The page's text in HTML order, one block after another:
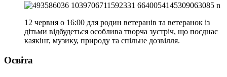
12 червня о 16:00 для родин ветеранів та ветеранок із
дітьми відбудеться особлива творча зустріч, що поєднає
каякінг, музику, природу та спільне дозвілля.
Освіта